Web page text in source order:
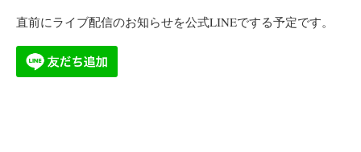
直前にライブ配信のお知らせを公式LINEでする予定です。